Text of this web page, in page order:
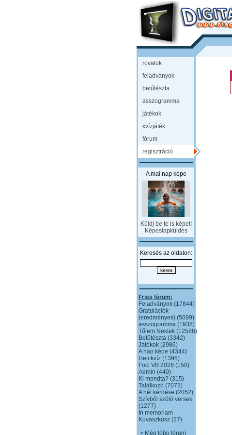
rovatok
feladványok
betűtészta
asszogramma
játékok
kvízjáték
fórum
regisztráció
A mai nap képe
Küldj be te is képet!
Képeslapküldés
Keresés az oldalon:
Friss fórum:
Feladványok (17844)
Gratulációk
(eredmények) (5099)
asszogramma (1938)
Tőlem Nektek (12588)
Betűtészta (3342)
Játékok (2986)
A nap képe (4344)
Heti kvíz (1395)
Foci VB 2026 (150)
Admin (440)
Ki mondta? (315)
Találkozó (7073)
A hét kérdése (2052)
Szívből szóló versek
(1277)
In memoriam
Kuvaszkusz (27)
> Még több fórum